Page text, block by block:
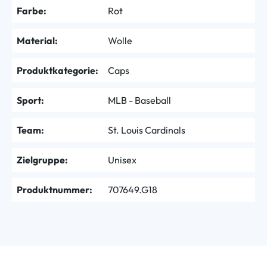
Farbe: Rot
Material: Wolle
Produktkategorie: Caps
Sport: MLB - Baseball
Team: St. Louis Cardinals
Zielgruppe: Unisex
Produktnummer: 707649.G18